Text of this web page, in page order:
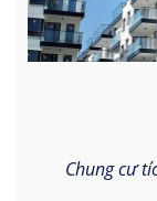
Chung cư